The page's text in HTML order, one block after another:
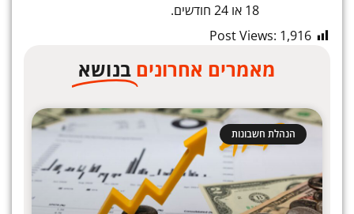
18 או 24 חודשים.
Post Views: 1,916
מאמרים אחרונים בנושא
הנהלת חשבונות